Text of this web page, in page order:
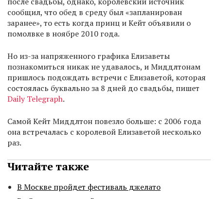
сообщил, что обед в среду был «запланирован
заранее», то есть когда принц и Кейт объявили о
помолвке в ноябре 2010 года.
Но из-за напряженного графика Елизаветы
познакомиться никак не удавалось, и Миддлтонам
пришлось подождать встречи с Елизаветой, которая
состоялась буквально за 8 дней до свадьбы, пишет
Daily Telegraph.
Самой Кейт Миддлтон повезло больше: с 2006 года
она встречалась с королевой Елизаветой несколько
раз.
Читайте также
В Москве пройдет фестиваль джелато